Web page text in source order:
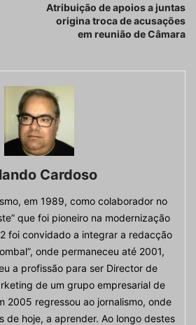
Atribuição de apoios a juntas
origina troca de acusações
em reunião de Câmara
Cardoso
em 1989, como colaborador no
que foi pioneiro na modernização
foi convidado a integrar a redacção
onde permaneceu até 2001,
a profissão para ser Director de
de um grupo empresarial de
2005 regressou ao jornalismo, onde
de hoje, a aprender. Ao longo destes